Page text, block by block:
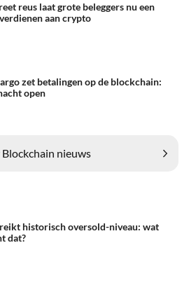
reus laat grote beleggers nu een
aan crypto
zet betalingen op de blockchain:
open
nieuws
historisch oversold-niveau: wat
dat?